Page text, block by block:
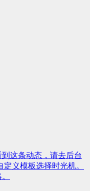
这条动态，请去后台
义模板选择时光机。